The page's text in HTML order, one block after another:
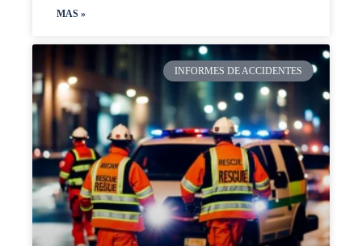
MAS »
INFORMES DE ACCIDENTES